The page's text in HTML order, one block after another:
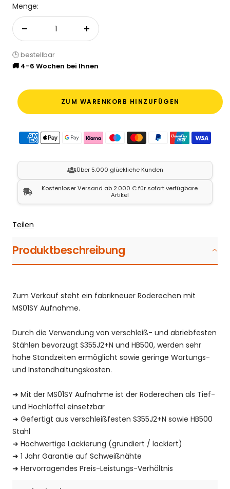
Menge:
Menge verringernMenge erhöhen
🕒 bestellbar
🚚 4-6 Wochen bei Ihnen
ZUM WARENKORB HINZUFÜGEN
Über 5.000 glückliche Kunden
Kostenloser Versand ab 2.000 € für sofort verfügbare
Artikel
Teilen
Produktbeschreibung
Zum Verkauf steht ein fabrikneuer Roderechen mit
MS01SY Aufnahme.
Durch die Verwendung von verschleiß- und abriebfesten
Stählen bevorzugt S355J2+N und HB500, werden sehr
hohe Standzeiten ermöglicht sowie geringe Wartungs-
und Instandhaltungskosten.
➜ Mit der MS01SY Aufnahme ist der Roderechen als Tief-
und Hochlöffel einsetzbar
➜ Gefertigt aus verschleißfesten S355J2+N sowie HB500
Stahl
➜ Hochwertige Lackierung (grundiert / lackiert)
➜ 1 Jahr Garantie auf Schweißnähte
➜ Hervorragendes Preis-Leistungs-Verhältnis